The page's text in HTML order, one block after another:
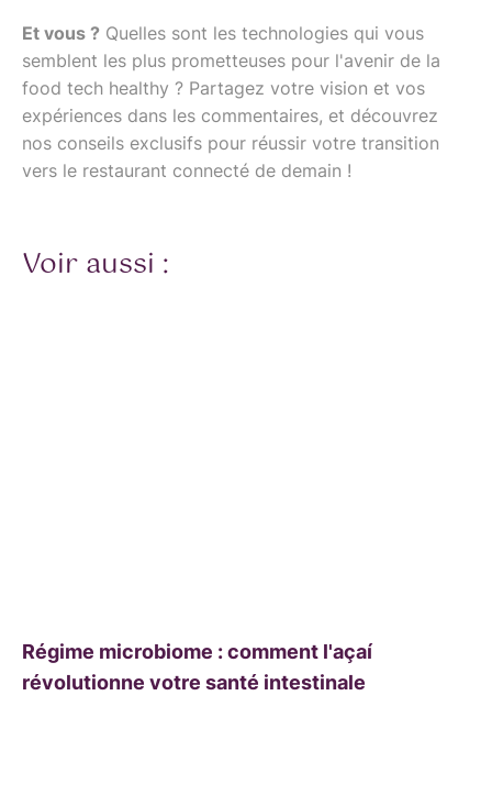
Et vous ? Quelles sont les technologies qui vous
semblent les plus prometteuses pour l'avenir de la
food tech healthy ? Partagez votre vision et vos
expériences dans les commentaires, et découvrez
nos conseils exclusifs pour réussir votre transition
vers le restaurant connecté de demain !
Voir aussi :
Régime microbiome : comment l'açaí
révolutionne votre santé intestinale